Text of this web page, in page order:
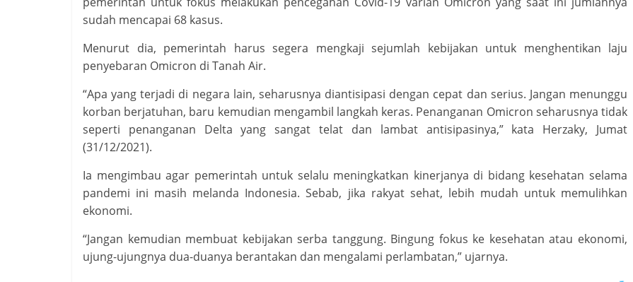
sudah mencapai 68 kasus.
Menurut dia, pemerintah harus segera mengkaji sejumlah kebijakan untuk menghentikan laju
penyebaran Omicron di Tanah Air.
“Apa yang terjadi di negara lain, seharusnya diantisipasi dengan cepat dan serius. Jangan menunggu
korban berjatuhan, baru kemudian mengambil langkah keras. Penanganan Omicron seharusnya tidak
seperti penanganan Delta yang sangat telat dan lambat antisipasinya,” kata Herzaky, Jumat
(31/12/2021).
Ia mengimbau agar pemerintah untuk selalu meningkatkan kinerjanya di bidang kesehatan selama
pandemi ini masih melanda Indonesia. Sebab, jika rakyat sehat, lebih mudah untuk memulihkan
ekonomi.
“Jangan kemudian membuat kebijakan serba tanggung. Bingung fokus ke kesehatan atau ekonomi,
ujung-ujungnya dua-duanya berantakan dan mengalami perlambatan,” ujarnya.